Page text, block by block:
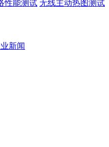
性能测试 无线主动热图测试
新闻